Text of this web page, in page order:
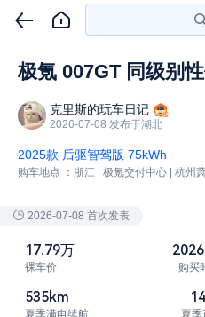
极氪 007GT 同级别
克里斯的玩车日记
2026-07-08 发布于湖北
2025款 后驱智驾版 75kWh
购车地点 ： 浙江 | 极氪交付中心 | 杭州
2026-07-08 首次发表
17.79万
裸车价 购买
535km
夏季满电续航 夏